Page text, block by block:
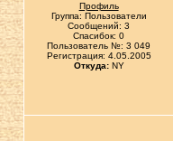
Профиль
Группа: Пользователи
Сообщений: 3
Спасибок: 0
Пользователь №: 3 049
Регистрация: 4.05.2005
Откуда:NY